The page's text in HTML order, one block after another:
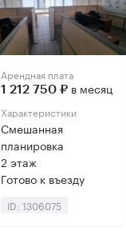
Арендная плата
1 212 750 ₽в месяц
Характеристики
Смешанная
планировка
2 этаж
Готово к въезду
ID: 1306075